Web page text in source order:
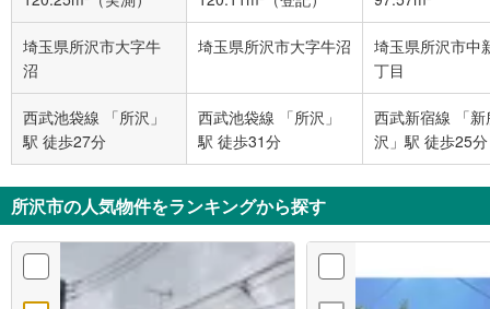
埼玉県所沢市大字牛
沼
埼玉県所沢市大字牛沼
埼玉県所沢市中
丁目
西武池袋線 「所沢」
駅 徒歩27分
西武池袋線 「所沢」
駅 徒歩31分
西武新宿線 「新
沢」駅 徒歩25分
所沢市の人気物件をランキングから探す